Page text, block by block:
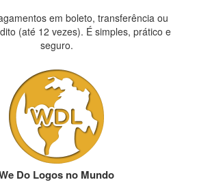
em boleto, transferência ou
(até 12 vezes). É simples, prático e
seguro.
Do Logos no Mundo